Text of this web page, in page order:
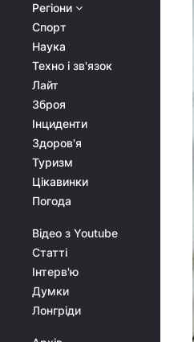
Регіони
Спорт
Наука
Техно і зв'язок
Лайт
Зброя
Інциденти
Здоров'я
Туризм
Цікавинки
Погода
Відео з Youtube
Статті
Інтерв'ю
Думки
Лонгріди